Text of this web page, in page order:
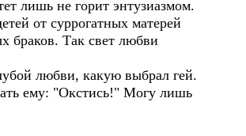
лишь не горит энтузиазмом.
от суррогатных матерей
браков. Так свет любви
любви, какую выбрал гей.
ему: "Окстись!" Могу лишь